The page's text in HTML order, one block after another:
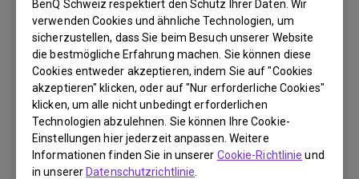
BenQ Schweiz respektiert den Schutz Ihrer Daten. Wir
verwenden Cookies und ähnliche Technologien, um
sicherzustellen, dass Sie beim Besuch unserer Website
die bestmögliche Erfahrung machen. Sie können diese
Cookies entweder akzeptieren, indem Sie auf "Cookies
akzeptieren" klicken, oder auf "Nur erforderliche Cookies"
klicken, um alle nicht unbedingt erforderlichen
Technologien abzulehnen. Sie können Ihre Cookie-
Einstellungen hier jederzeit anpassen. Weitere
Informationen finden Sie in unserer Cookie-Richtlinie und
in unsererDatenschutzrichtlinie
BS:Windows
OS Version:
Version:
V 3.2.9.0
Update: 2025/07/10
Dateigröße: 88.61 MB
Herunterladen